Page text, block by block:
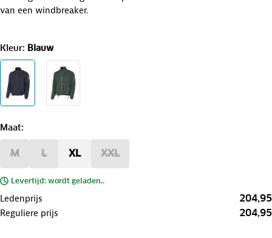
van een windbreaker.
Kleur: Blauw
Maat:
M L XL XXL
Levertijd: wordt geladen..
Ledenprijs 204,95
Reguliere prijs 204,95